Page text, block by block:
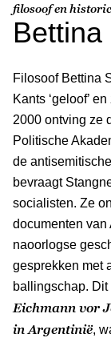
filosoof en
Bettina
Filosoof Bettina
Kants ‘geloof’
2000 ontving ze
Politische
de
bevraagt
socialisten. Ze
documenten van
naoorlogse
gesprekken met
ballingschap.
Eichmann vor
in Argentinië,